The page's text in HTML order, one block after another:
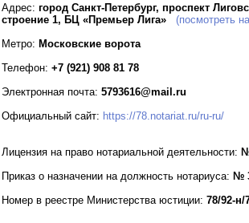
Адрес: город Санкт-Петербург, проспект
строение 1, БЦ «Премьер Лига»
(посмотреть
Метро: Московские ворота
Телефон: +7 (921) 908 81 78
Электронная почта: 5793616@mail.ru
Официальный сайт: https://78.notariat.ru/ru-ru/
Лицензия на право нотариальной деятельности:
Приказ о назначении на должность нотариуса: №
Номер в реестре Министерства юстиции: 78/92-н/